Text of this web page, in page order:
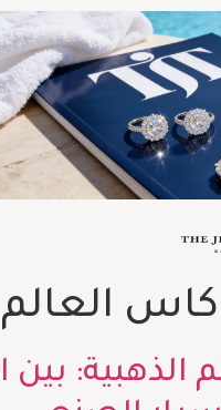
كاس العالم
الذهبية: بين